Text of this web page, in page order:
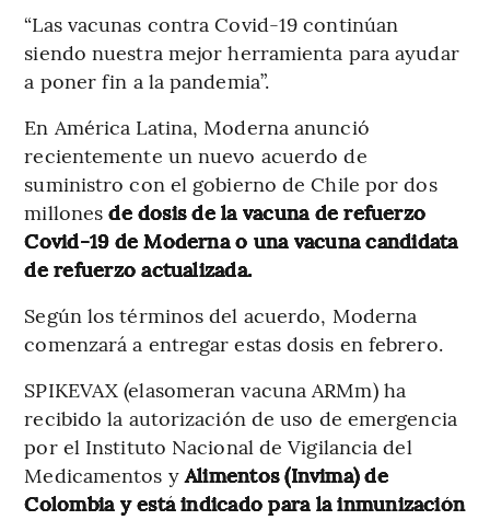
“Las vacunas contra Covid-19 continúan
siendo nuestra mejor herramienta para ayudar
a poner fin a la pandemia”.
En América Latina, Moderna anunció
recientemente un nuevo acuerdo de
suministro con el gobierno de Chile por dos
millonesde dosis de la vacuna de refuerzo
Covid-19 de Moderna o una vacuna candidata
de refuerzo actualizada.
Según los términos del acuerdo, Moderna
comenzará a entregar estas dosis en febrero.
SPIKEVAX (elasomeran vacuna ARMm) ha
recibido la autorización de uso de emergencia
por el Instituto Nacional de Vigilancia del
Medicamentos yAlimentos (Invima) de
Colombia y está indicado para la inmunización